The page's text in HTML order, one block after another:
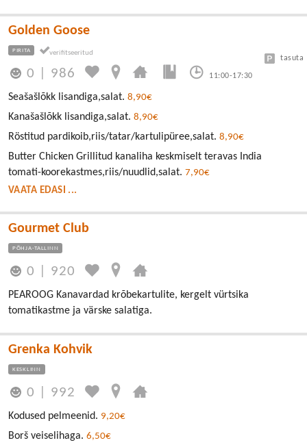
Golden Goose
PIRITA
0 986 11:00-17:30
tasuta
Seašašlõkk lisandiga,salat. 8,90€
Kanašašlõkk lisandiga,salat. 8,90€
Röstitud pardikoib,riis/tatar/kartulipüree,salat. 8,90€
Butter Chicken Grillitud kanaliha keskmiselt teravas India
tomati-koorekastmes,riis/nuudlid,salat. 7,90€
VAATA EDASI ...
Gourmet Club
PÕHJA-TALLINN
0 920
PEAROOG Kanavardad krõbekartulite, kergelt vürtsika
tomatikastme ja värske salatiga.
Grenka Kohvik
KESKLINN
0 992
Kodused pelmeenid. 9,20€
Borš veiselihaga. 6,50€